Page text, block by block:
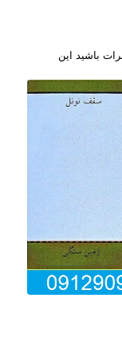
باشید این